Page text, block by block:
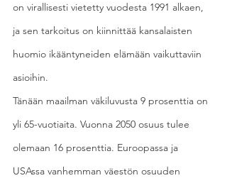
on virallisesti vietetty vuodesta 1991 alkaen,
ja sen tarkoitus on kiinnittää kansalaisten
huomio ikääntyneiden elämään vaikuttaviin
asioihin.
Tänään maailman väkiluvusta 9 prosenttia on
yli 65-vuotiaita. Vuonna 2050 osuus tulee
olemaan 16 prosenttia. Euroopassa ja
USAssa vanhemman väestön osuuden